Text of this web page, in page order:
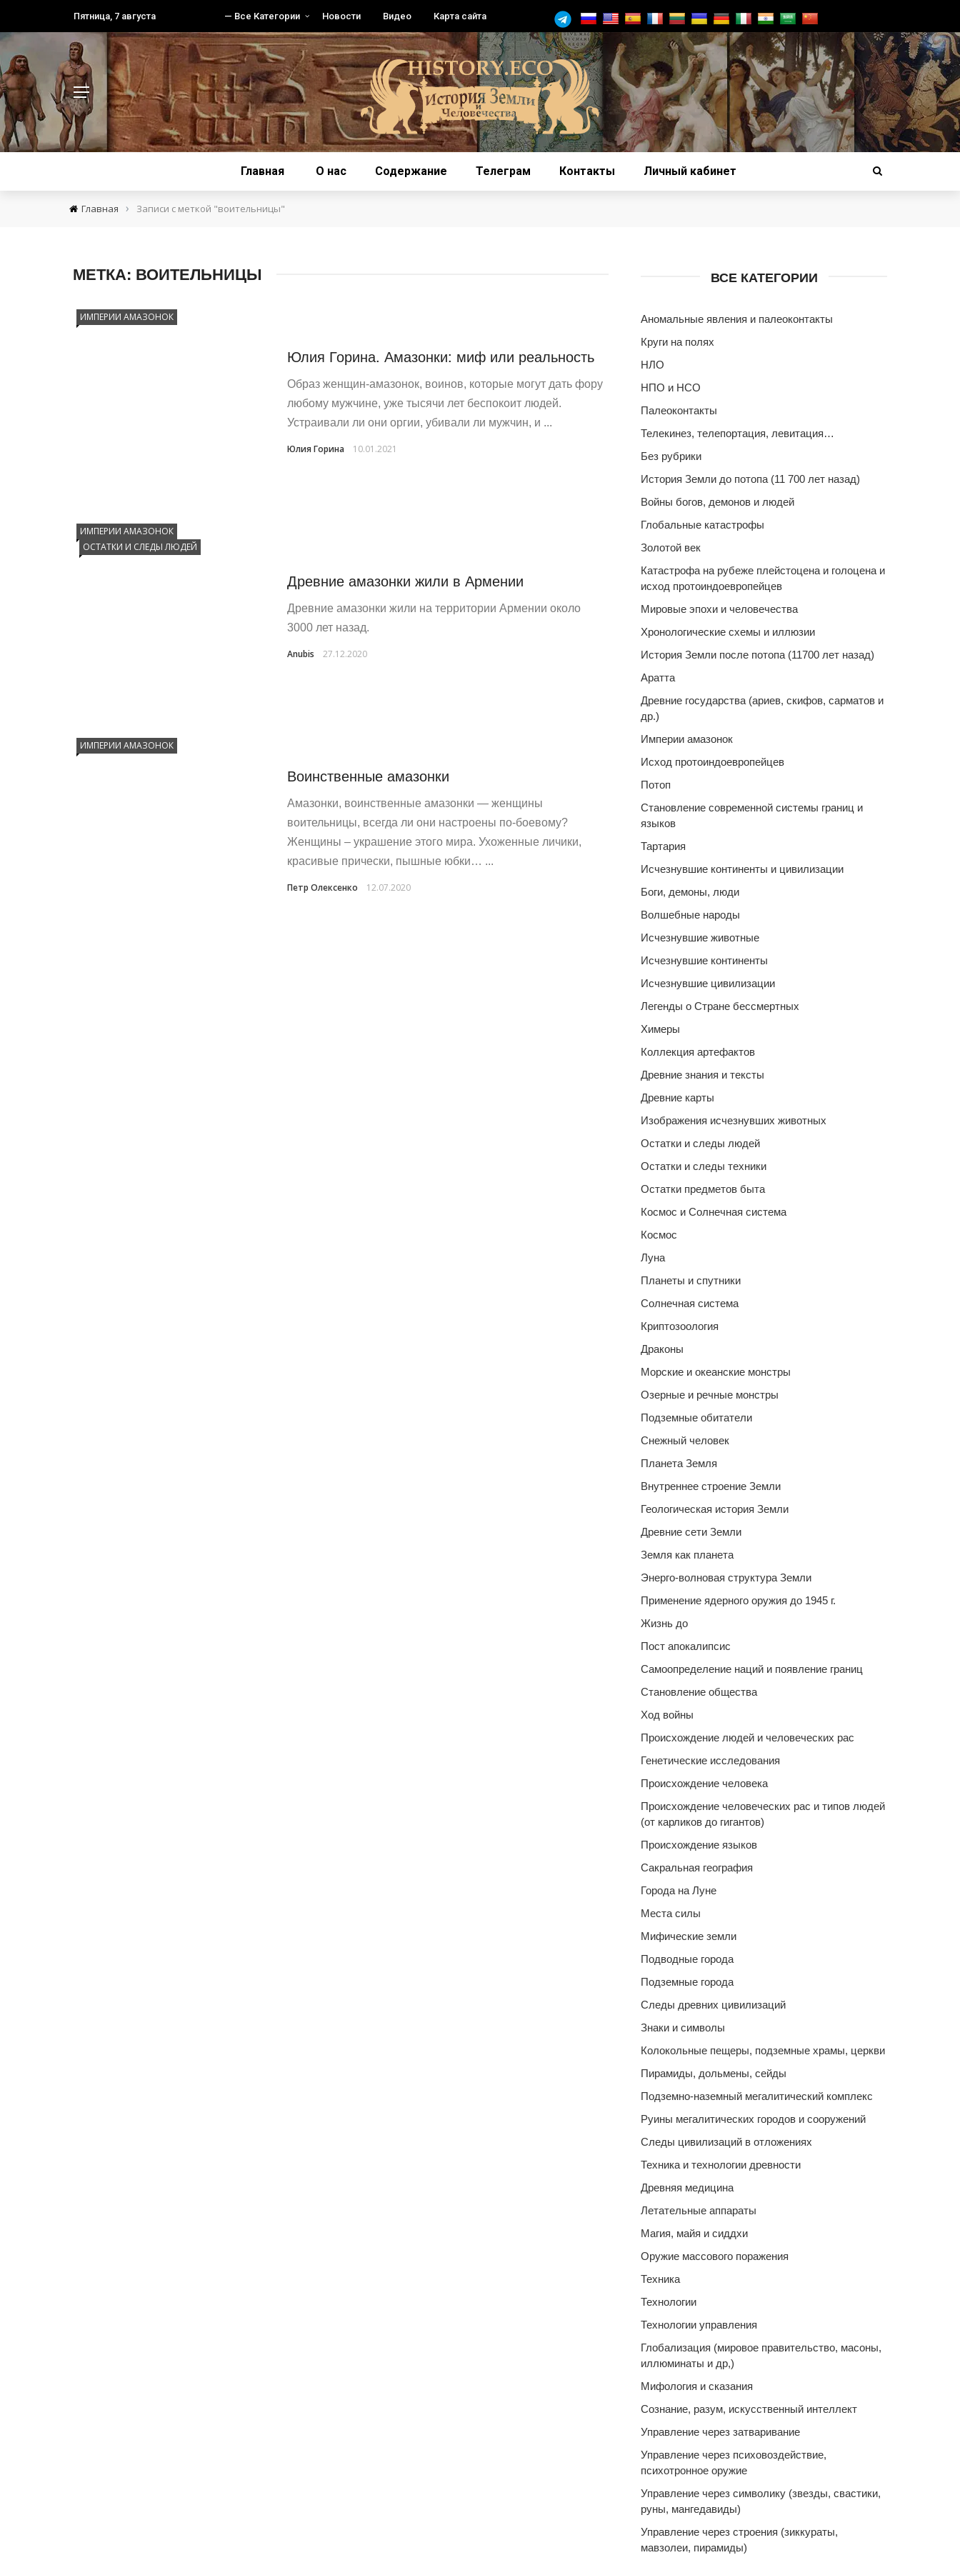
Пятница, 7 августа — Все Категории Новости Видео Карта сайта
Главная О нас Содержание Телеграм Контакты Личный кабинет
Главная › Записи с меткой "воительницы"
МЕТКА: ВОИТЕЛЬНИЦЫ
ИМПЕРИИ АМАЗОНОК
Юлия Горина. Амазонки: миф или реальность
Образ женщин-амазонок, воинов, которые могут дать фору
любому мужчине, уже тысячи лет беспокоит людей.
Устраивали ли они оргии, убивали ли мужчин, и ...
Юлия Горина 10.01.2021
ИМПЕРИИ АМАЗОНОК
ОСТАТКИ И СЛЕДЫ ЛЮДЕЙ
Древние амазонки жили в Армении
Древние амазонки жили на территории Армении около
3000 лет назад.
Anubis 27.12.2020
ИМПЕРИИ АМАЗОНОК
Воинственные амазонки
Амазонки, воинственные амазонки — женщины
воительницы, всегда ли они настроены по-боевому?
Женщины – украшение этого мира. Ухоженные личики,
красивые прически, пышные юбки… ...
Петр Олексенко 12.07.2020
ВСЕ КАТЕГОРИИ
Аномальные явления и палеоконтакты
Круги на полях
НЛО
НПО и НСО
Палеоконтакты
Телекинез, телепортация, левитация…
Без рубрики
История Земли до потопа (11 700 лет назад)
Войны богов, демонов и людей
Глобальные катастрофы
Золотой век
Катастрофа на рубеже плейстоцена и голоцена и
исход протоиндоевропейцев
Мировые эпохи и человечества
Хронологические схемы и иллюзии
История Земли после потопа (11700 лет назад)
Аратта
Древние государства (ариев, скифов, сарматов и
др.)
Империи амазонок
Исход протоиндоевропейцев
Потоп
Становление современной системы границ и
языков
Тартария
Исчезнувшие континенты и цивилизации
Боги, демоны, люди
Волшебные народы
Исчезнувшие животные
Исчезнувшие континенты
Исчезнувшие цивилизации
Легенды о Стране бессмертных
Химеры
Коллекция артефактов
Древние знания и тексты
Древние карты
Изображения исчезнувших животных
Остатки и следы людей
Остатки и следы техники
Остатки предметов быта
Космос и Солнечная система
Космос
Луна
Планеты и спутники
Солнечная система
Криптозоология
Драконы
Морские и океанские монстры
Озерные и речные монстры
Подземные обитатели
Снежный человек
Планета Земля
Внутреннее строение Земли
Геологическая история Земли
Древние сети Земли
Земля как планета
Энерго-волновая структура Земли
Применение ядерного оружия до 1945 г.
Жизнь до
Пост апокалипсис
Самоопределение наций и появление границ
Становление общества
Ход войны
Происхождение людей и человеческих рас
Генетические исследования
Происхождение человека
Происхождение человеческих рас и типов людей
(от карликов до гигантов)
Происхождение языков
Сакральная география
Города на Луне
Места силы
Мифические земли
Подводные города
Подземные города
Следы древних цивилизаций
Знаки и символы
Колокольные пещеры, подземные храмы, церкви
Пирамиды, дольмены, сейды
Подземно-наземный мегалитический комплекс
Руины мегалитических городов и сооружений
Следы цивилизаций в отложениях
Техника и технологии древности
Древняя медицина
Летательные аппараты
Магия, майя и сиддхи
Оружие массового поражения
Техника
Технологии
Технологии управления
Глобализация (мировое правительство, масоны,
иллюминаты и др,)
Мифология и сказания
Сознание, разум, искусственный интеллект
Управление через затваривание
Управление через психовоздействие,
психотронное оружие
Управление через символику (звезды, свастики,
руны, мангедавиды)
Управление через строения (зиккураты,
мавзолеи, пирамиды)